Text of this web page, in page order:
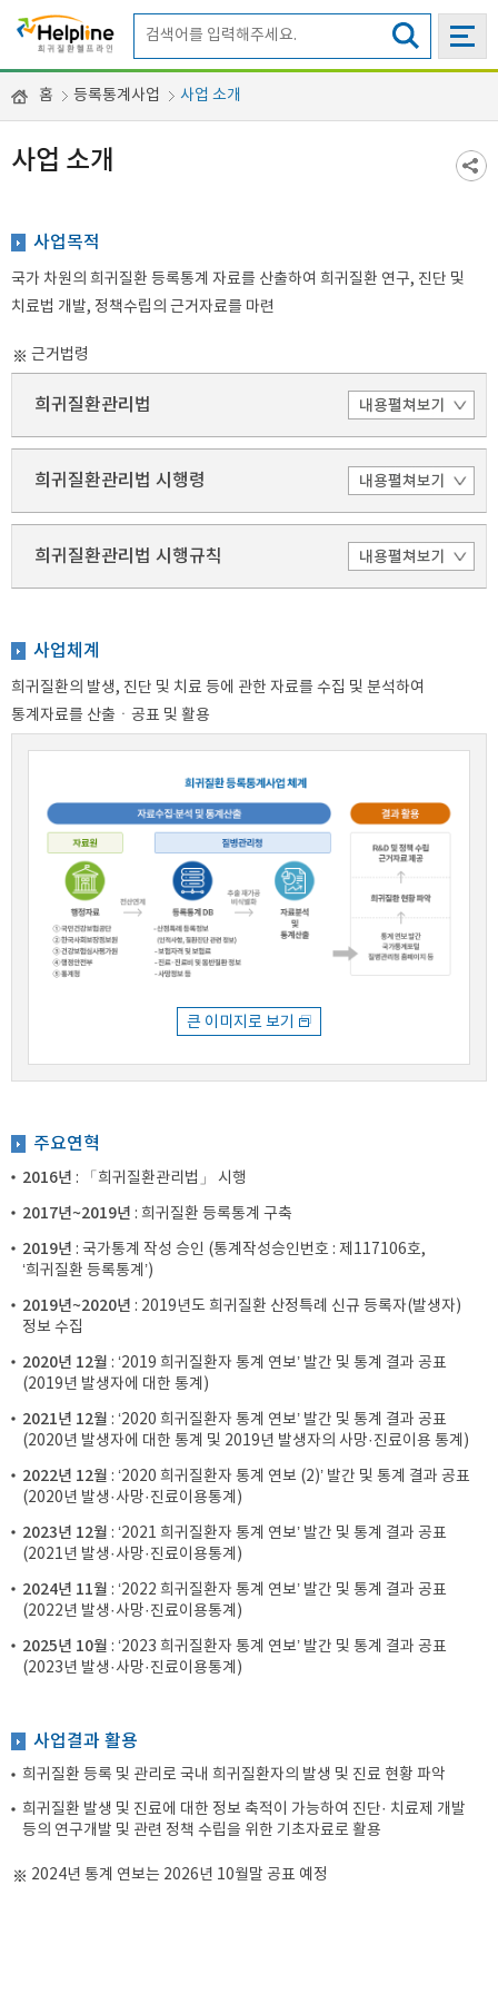
홈 등록통계사업 사업 소개
사업 소개
사업목적
국가 차원의 희귀질환 등록통계 자료를 산출하여 희귀질환 연구, 진단 및
치료법 개발, 정책수립의 근거자료를 마련
근거법령
희귀질환관리법
희귀질환관리법 시행령
희귀질환관리법 시행규칙
사업체계
희귀질환의 발생, 진단 및 치료 등에 관한 자료를 수집 및 분석하여
통계자료를 산출ㆍ공표 및 활용
큰 이미지로 보기
주요연혁
2016년 : 「희귀질환관리법」 시행
2017년~2019년 : 희귀질환 등록통계 구축
2019년 : 국가통계 작성 승인 (통계작성승인번호 : 제117106호,
‘희귀질환 등록통계’)
2019년~2020년 : 2019년도 희귀질환 산정특례 신규 등록자(발생자)
정보 수집
2020년 12월 : ‘2019 희귀질환자 통계 연보’ 발간 및 통계 결과 공표
(2019년 발생자에 대한 통계)
2021년 12월 : ‘2020 희귀질환자 통계 연보’ 발간 및 통계 결과 공표
(2020년 발생자에 대한 통계 및 2019년 발생자의 사망·진료이용 통계)
2022년 12월 : ‘2020 희귀질환자 통계 연보 (2)’ 발간 및 통계 결과 공표
(2020년 발생·사망·진료이용통계)
2023년 12월 : ‘2021 희귀질환자 통계 연보’ 발간 및 통계 결과 공표
(2021년 발생·사망·진료이용통계)
2024년 11월 : ‘2022 희귀질환자 통계 연보’ 발간 및 통계 결과 공표
(2022년 발생·사망·진료이용통계)
2025년 10월 : ‘2023 희귀질환자 통계 연보’ 발간 및 통계 결과 공표
(2023년 발생·사망·진료이용통계)
사업결과 활용
희귀질환 등록 및 관리로 국내 희귀질환자의 발생 및 진료 현황 파악
희귀질환 발생 및 진료에 대한 정보 축적이 가능하여 진단· 치료제 개발
등의 연구개발 및 관련 정책 수립을 위한 기초자료로 활용
2024년 통계 연보는 2026년 10월말 공표 예정